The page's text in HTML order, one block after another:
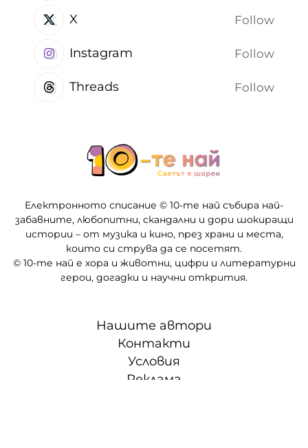
X Follow
Instagram Follow
Threads Follow
Електронното списание © 10-те най събира най-
забавните, любопитни, скандални и дори шокиращи
истории – от музика и кино, през храни и места,
които си струва да се посетят.
© 10-те най е хора и животни, цифри и литературни
герои, догадки и научни открития.
Нашите автори
Контакти
Условия
Реклама